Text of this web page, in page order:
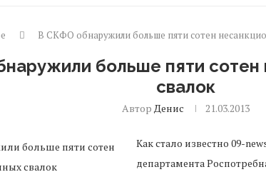
В СКФО обнаружили больше пяти сотен
больше пяти сотен
свалок
АвторДенис 21.03.2013
Как стало известно 09-
департамента